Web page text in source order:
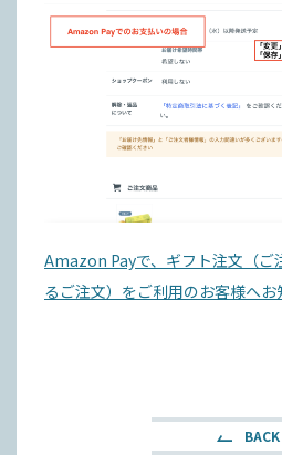
Amazon Payで、ギフト注文（ご
るご注文）をご利用のお客様へお
BACK